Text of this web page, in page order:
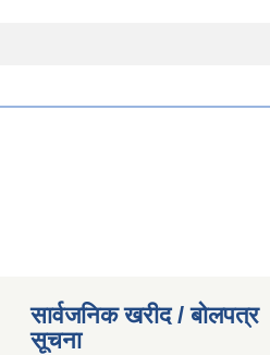
सार्वजनिक खरीद / बोलपत्र
सूचना